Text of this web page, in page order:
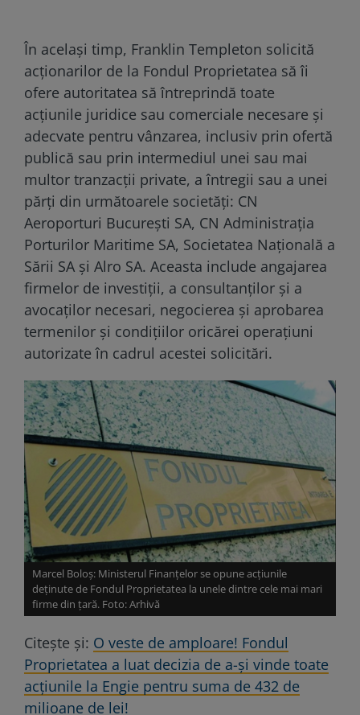
În același timp, Franklin Templeton solicită
acționarilor de la Fondul Proprietatea să îi
ofere autoritatea să întreprindă toate
acțiunile juridice sau comerciale necesare și
adecvate pentru vânzarea, inclusiv prin ofertă
publică sau prin intermediul unei sau mai
multor tranzacții private, a întregii sau a unei
părți din următoarele societăți: CN
Aeroporturi București SA, CN Administrația
Porturilor Maritime SA, Societatea Națională a
Sării SA și Alro SA. Aceasta include angajarea
firmelor de investiții, a consultanților și a
avocaților necesari, negocierea și aprobarea
termenilor și condițiilor oricărei operațiuni
autorizate în cadrul acestei solicitări.
Marcel Boloș: Ministerul Finanțelor se opune acțiunile
deținute de Fondul Proprietatea la unele dintre cele mai mari
firme din țară. Foto: Arhivă
Citește și: O veste de amploare! Fondul
Proprietatea a luat decizia de a-și vinde toate
acțiunile la Engie pentru suma de 432 de
milioane de lei!